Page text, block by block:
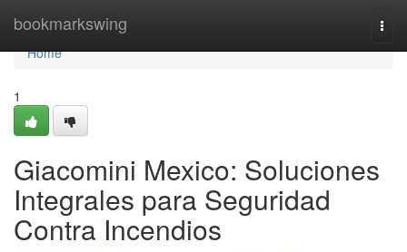
bookmarkswing
Home
Home
1
Giacomini Mexico: Soluciones
Integrales para Seguridad
Contra Incendios